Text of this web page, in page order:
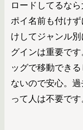
ロードしてるな
ポイ名前も付け
けしてジャンル
グインは重要で
ッグで移動でき
ないので安心。
って人は不要です